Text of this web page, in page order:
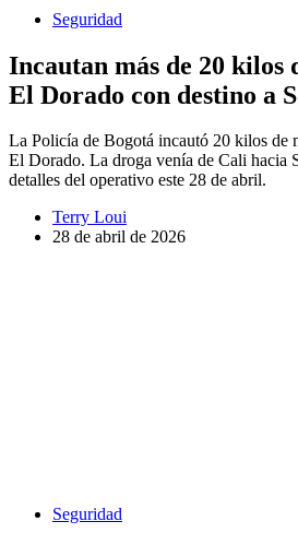
Seguridad
Incautan más de 20 kilos
El Dorado con destino a
La Policía de Bogotá incautó 20 kilos de
El Dorado. La droga venía de Cali hacia
detalles del operativo este 28 de abril.
Terry Loui
28 de abril de 2026
Seguridad